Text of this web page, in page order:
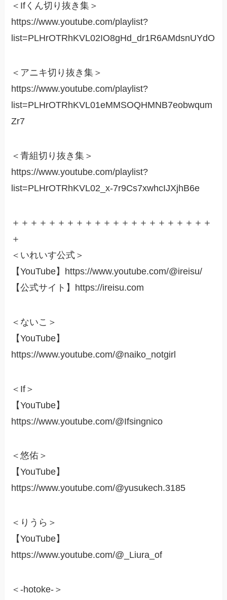
＜Ifくん切り抜き集＞
https://www.youtube.com/playlist?
list=PLHrOTRhKVL02IO8gHd_dr1R6AMdsnUYdO
＜アニキ切り抜き集＞
https://www.youtube.com/playlist?
list=PLHrOTRhKVL01eMMSOQHMNB7eobwqum
Zr7
＜青組切り抜き集＞
https://www.youtube.com/playlist?
list=PLHrOTRhKVL02_x-7r9Cs7xwhcIJXjhB6e
＋＋＋＋＋＋＋＋＋＋＋＋＋＋＋＋＋＋＋＋＋＋
＋
＜いれいす公式＞
【YouTube】https://www.youtube.com/@ireisu/
【公式サイト】https://ireisu.com
＜ないこ＞
【YouTube】
https://www.youtube.com/@naiko_notgirl
＜If＞
【YouTube】
https://www.youtube.com/@Ifsingnico
＜悠佑＞
【YouTube】
https://www.youtube.com/@yusukech.3185
＜りうら＞
【YouTube】
https://www.youtube.com/@_Liura_of
＜-hotoke-＞